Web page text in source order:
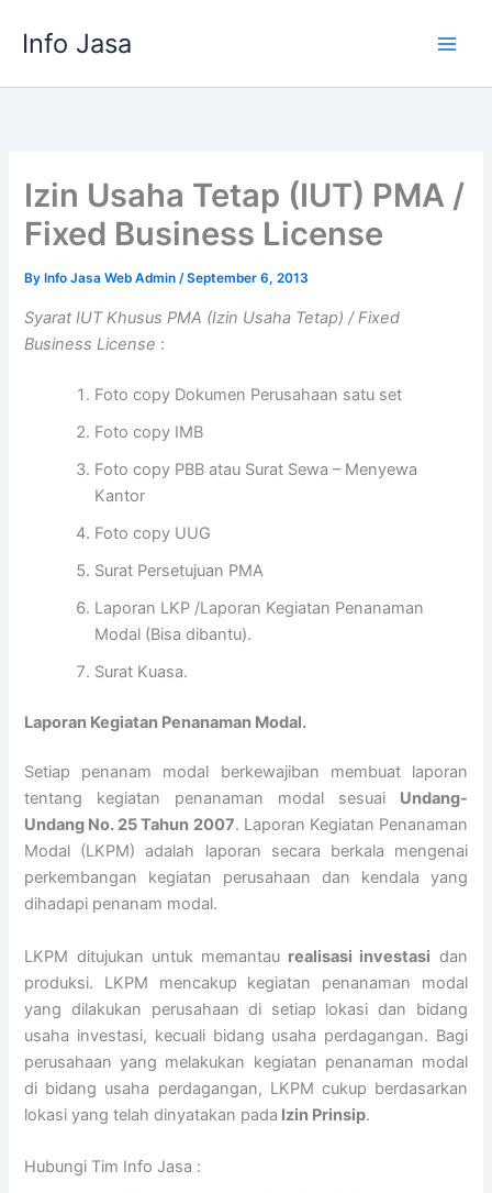
Info Jasa
Izin Usaha Tetap (IUT) PMA /
Fixed Business License
By Info Jasa Web Admin/September 6, 2013
Syarat IUT Khusus PMA (Izin Usaha Tetap) / Fixed
Business License :
Foto copy Dokumen Perusahaan satu set
Foto copy IMB
Foto copy PBB atau Surat Sewa – Menyewa
Kantor
Foto copy UUG
Surat Persetujuan PMA
Laporan LKP /Laporan Kegiatan Penanaman
Modal (Bisa dibantu).
Surat Kuasa.
Laporan Kegiatan Penanaman Modal.
Setiap penanam modal berkewajiban membuat laporan
tentang kegiatan penanaman modal sesuai Undang-
Undang No. 25 Tahun 2007. Laporan Kegiatan Penanaman
Modal (LKPM) adalah laporan secara berkala mengenai
perkembangan kegiatan perusahaan dan kendala yang
dihadapi penanam modal.
LKPM ditujukan untuk memantau realisasi investasi dan
produksi. LKPM mencakup kegiatan penanaman modal
yang dilakukan perusahaan di setiap lokasi dan bidang
usaha investasi, kecuali bidang usaha perdagangan. Bagi
perusahaan yang melakukan kegiatan penanaman modal
di bidang usaha perdagangan, LKPM cukup berdasarkan
lokasi yang telah dinyatakan pada Izin Prinsip.
Hubungi Tim Info Jasa :